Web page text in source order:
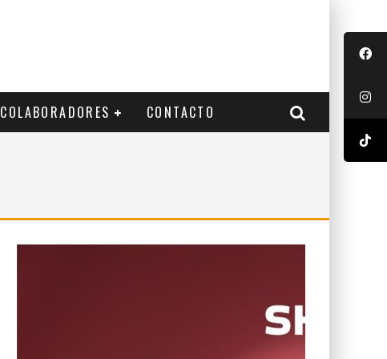
COLABORADORES CONTACTO